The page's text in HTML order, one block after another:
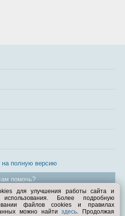
на полную версию
помочь?
1998—2026
для улучшения работы сайта и
Более подробную
файлов cookies и правилах
можно найтиздесь. Продолжая